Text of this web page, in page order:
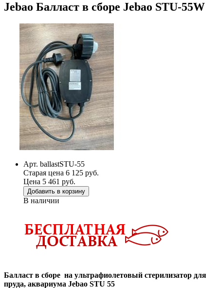
Jebao Балласт в сборе Jebao STU-55W
Арт. ballastSTU-55
Старая цена 6 125 руб.
Цена 5 461 руб.
Добавить в корзину
В наличии
Балласт в сборе на ультрафиолетовый стерилизатор для
пруда, аквариума Jebao STU 55